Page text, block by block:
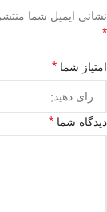
نشانی ایمیل شما
*
امتیاز شما *
دیدگاه شما *